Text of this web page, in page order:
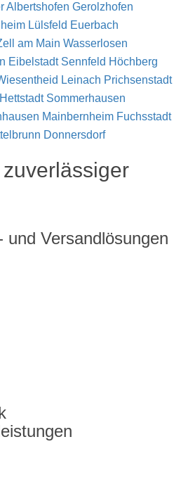
Albertshofen Gerolzhofen
Lülsfeld Euerbach
am Main Wasserlosen
Eibelstadt Sennfeld Höchberg
Leinach Prichsenstadt
Hettstadt Sommerhausen
Mainbernheim Fuchsstadt
Donnersdorf
und Versandlösungen